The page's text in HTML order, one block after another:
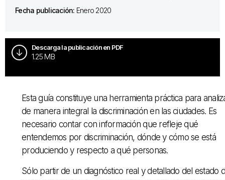
Fecha publicación: Enero 2020
Descarga la publicación en PDF
1.25 MB
Esta guía constituye una herramienta práctica para
de manera integral la discriminación en las ciudades. Es
necesario contar con información que refleje qué
entendemos por discriminación, dónde y cómo se está
produciendo y respecto a qué personas.
Sólo partir de un diagnóstico real y detallado del estado